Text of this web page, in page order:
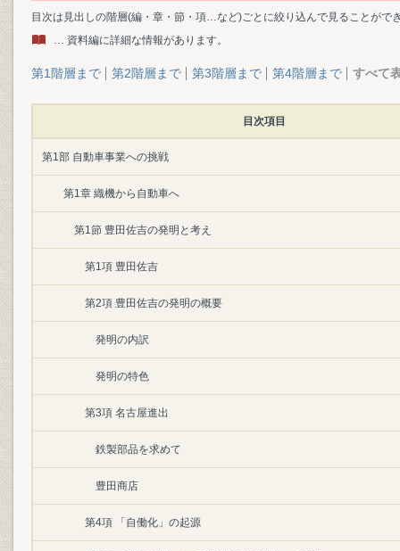
目次は見出しの階層(編・章・節・項…など)ごとに絞り込んで見ることがで
… 資料編に詳細な情報があります。
第1階層まで 第2階層まで 第3階層まで 第4階層まで すべて
目次項目
第1部 自動車事業への挑戦
第1章 織機から自動車へ
第1節 豊田佐吉の発明と考え
第1項 豊田佐吉
第2項 豊田佐吉の発明の概要
発明の内訳
発明の特色
第3項 名古屋進出
鉄製部品を求めて
豊田商店
第4項 「自働化」の起源